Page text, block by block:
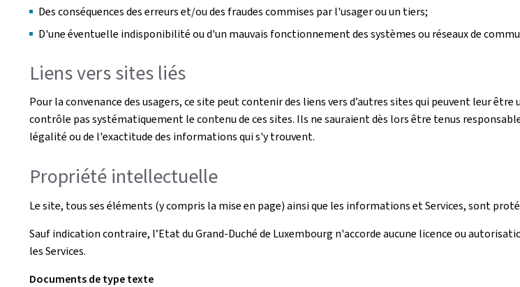
Des conséquences des erreurs et/ou des fraudes commises par l'usager ou un tiers;
D'une éventuelle indisponibilité ou d'un mauvais fonctionnement des systèmes ou réseaux de
Liens vers sites liés
Pour la convenance des usagers, ce site peut contenir des liens vers d’autres sites qui peuvent leur
contrôle pas systématiquement le contenu de ces sites. Ils ne sauraient dès lors être tenus
légalité ou de l'exactitude des informations qui s'y trouvent.
Propriété intellectuelle
Le site, tous ses éléments (y compris la mise en page) ainsi que les informations et Services, sont
Sauf indication contraire, l’Etat du Grand-Duché de Luxembourg n'accorde aucune licence ou
les Services.
Documents de type texte